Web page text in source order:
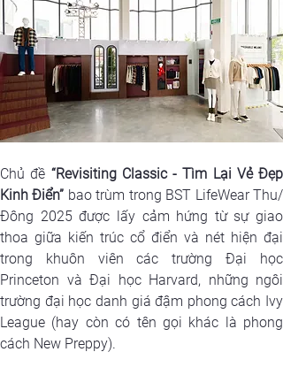
Chủ đề “Revisiting Classic - Tìm Lại Vẻ Đẹp
Kinh Điển” bao trùm trong BST LifeWear Thu/
Đông 2025 được lấy cảm hứng từ sự giao
thoa giữa kiến trúc cổ điển và nét hiện đại
trong khuôn viên các trường Đại học
Princeton và Đại học Harvard, những ngôi
trường đại học danh giá đậm phong cách Ivy
League (hay còn có tên gọi khác là phong
cách New Preppy).